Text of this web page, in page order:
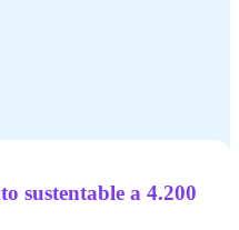
sustentable a 4.200